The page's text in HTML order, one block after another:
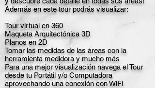
Además en este tour podrás visualizar:
Tour virtual en 360
Maqueta Arquitectónica 3D
Planos en 2D
Tomar las medidas de las áreas con la
herramienta medidora y mucho más
Para una mejor visualización navega el Tour
desde tu Portátil y/o Computadora
aprovechando una conexión con WiFi